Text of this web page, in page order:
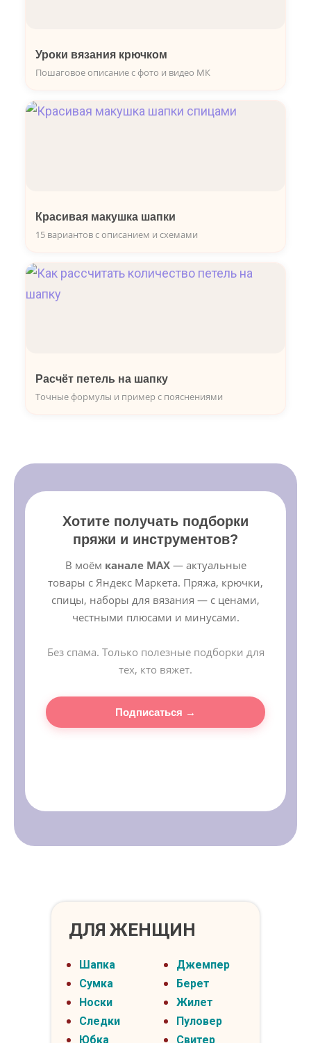
Уроки вязания крючком
Пошаговое описание с фото и видео МК
Красивая макушка шапки
15 вариантов с описанием и схемами
Расчёт петель на шапку
Точные формулы и пример с пояснениями
Хотите получать подборки
пряжи и инструментов?
В моём канале MAX— актуальные
товары с Яндекс Маркета. Пряжа, крючки,
спицы, наборы для вязания — с ценами,
честными плюсами и минусами.
Без спама. Только полезные подборки для
тех, кто вяжет.
Подписаться →
ДЛЯ ЖЕНЩИН
Шапка
Сумка
Носки
Следки
Юбка
Джемпер
Берет
Жилет
Пуловер
Свитер